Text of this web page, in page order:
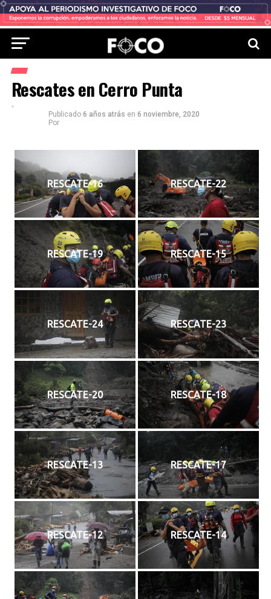
Rescates en Cerro Punta
Publicado 6 años atrás en 6 noviembre, 2020
Por
RESCATE-16 RESCATE-22
RESCATE-19 RESCATE-15
RESCATE-24 RESCATE-23
RESCATE-20 RESCATE-18
RESCATE-13 RESCATE-17
RESCATE-12 RESCATE-14